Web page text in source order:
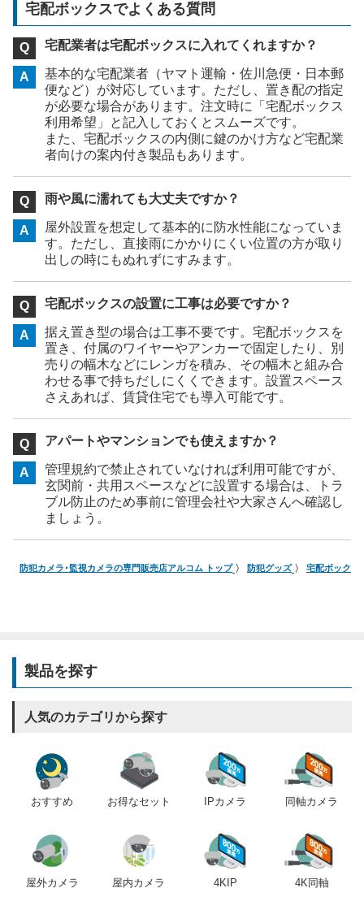
宅配ボックスでよくある質問
宅配業者は宅配ボックスに入れてくれますか？
基本的な宅配業者（ヤマト運輸・佐川急便・日本郵
便など）が対応しています。ただし、置き配の指定
が必要な場合があります。注文時に「宅配ボックス
利用希望」と記入しておくとスムーズです。
また、宅配ボックスの内側に鍵のかけ方など宅配業
者向けの案内付き製品もあります。
雨や風に濡れても大丈夫ですか？
屋外設置を想定して基本的に防水性能になっていま
す。ただし、直接雨にかかりにくい位置の方が取り
出しの時にもぬれずにすみます。
宅配ボックスの設置に工事は必要ですか？
据え置き型の場合は工事不要です。宅配ボックスを
置き、付属のワイヤーやアンカーで固定したり、別
売りの幅木などにレンガを積み、その幅木と組み合
わせる事で持ちだしにくくできます。設置スペース
さえあれば、賃貸住宅でも導入可能です。
アパートやマンションでも使えますか？
管理規約で禁止されていなければ利用可能ですが、
玄関前・共用スペースなどに設置する場合は、トラ
ブル防止のため事前に管理会社や大家さんへ確認し
ましょう。
防犯カメラ･監視カメラの専門販売店アルコム トップ 防犯グッズ 宅配ボックス
製品を探す
人気のカテゴリから探す
おすすめ お得なセット IPカメラ 同軸カメラ
屋外カメラ 屋内カメラ 4KIP 4K同軸